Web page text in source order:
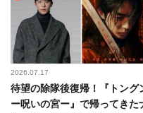
2026.07.17
待望の除隊後復帰！『トング
ー呪いの宮ー』で帰ってきた